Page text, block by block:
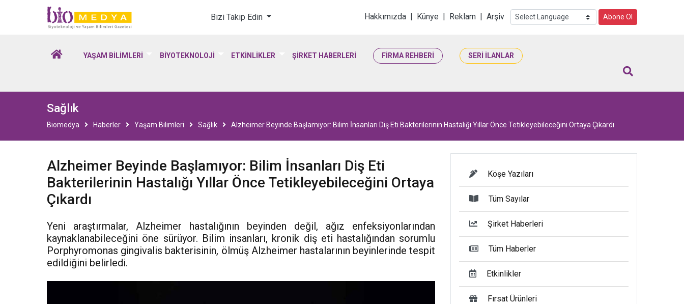
Biomedya - Biyoteknoloji & Yaşam Bilimleri
Bizi Takip Edin Hakkımızda | Künye | Reklam | Arşiv Abone Ol
YAŞAM BİLİMLERİ BİYOTEKNOLOJİ ETKİNLİKLER ŞİRKET HABERLERİ FİRMA REHBERİ SERİ İLANLAR
Sağlık
Biomedya Haberler Yaşam Bilimleri Sağlık Alzheimer Beyinde Başlamıyor: Bilim İnsanları Diş Eti Bakterilerinin Hastalığı Yıllar Önce Tetikleyebileceğini Ortaya Çıkardı
Alzheimer Beyinde Başlamıyor: Bilim İnsanları Diş Eti
Bakterilerinin Hastalığı Yıllar Önce Tetikleyebileceğini Ortaya
Çıkardı
Yeni araştırmalar, Alzheimer hastalığının beyinden değil, ağız enfeksiyonlarından
kaynaklanabileceğini öne sürüyor. Bilim insanları, kronik diş eti hastalığından sorumlu
Porphyromonas gingivalis bakterisinin, ölmüş Alzheimer hastalarının beyinlerinde tespit
edildiğini belirledi.
Köşe Yazıları
Tüm Sayılar
Şirket Haberleri
Tüm Haberler
Etkinlikler
Fırsat Ürünleri